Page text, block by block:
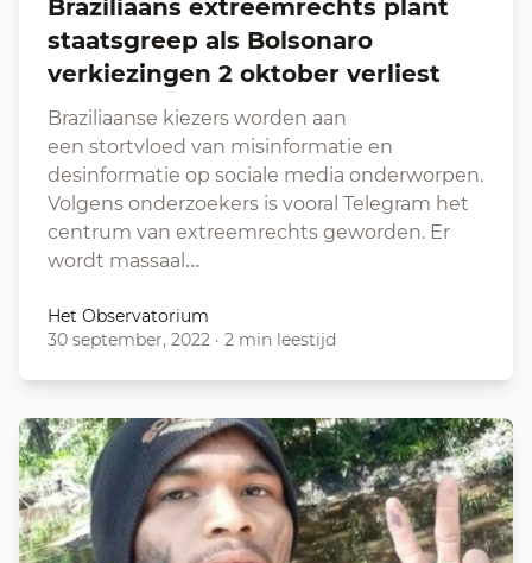
Braziliaans extreemrechts plant
staatsgreep als Bolsonaro
verkiezingen 2 oktober verliest
Braziliaanse kiezers worden aan
een stortvloed van misinformatie en
desinformatie op sociale media onderworpen.
Volgens onderzoekers is vooral Telegram het
centrum van extreemrechts geworden. Er
wordt massaal…
Het Observatorium
30 september, 2022 · 2 min leestijd